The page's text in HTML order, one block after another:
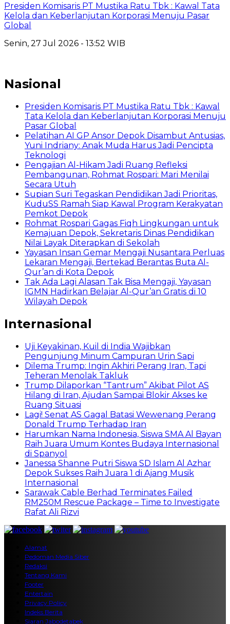
Presiden Komisaris PT Mustika Ratu Tbk : Kawal Tata
Kelola dan Keberlanjutan Korporasi Menuju Pasar
Global
Senin, 27 Jul 2026 - 13:52 WIB
Nasional
Presiden Komisaris PT Mustika Ratu Tbk : Kawal
Tata Kelola dan Keberlanjutan Korporasi Menuju
Pasar Global
Pelatihan AI GP Ansor Depok Disambut Antusias,
Yuni Indriany: Anak Muda Harus Jadi Pencipta
Teknologi
Pengajian Al-Hikam Jadi Ruang Refleksi
Pembangunan, Rohmat Rospari: Mari Menilai
Secara Utuh
Supian Suri Tegaskan Pendidikan Jadi Prioritas,
KuduSS Ramah Siap Kawal Program Kerakyatan
Pemkot Depok
Rohmat Rospari Gagas Fiqh Lingkungan untuk
Kemajuan Depok, Sekretaris Dinas Pendidikan
Nilai Layak Diterapkan di Sekolah
Yayasan Insan Gemar Mengaji Nusantara Perluas
Lekaran Mengaji, Bertekad Berantas Buta Al-
Qur’an di Kota Depok
Tak Ada Lagi Alasan Tak Bisa Mengaji, Yayasan
IGMN Hadirkan Belajar Al-Qur’an Gratis di 10
Wilayah Depok
Internasional
Uji Keyakinan, Kuil di India Wajibkan
Pengunjung Minum Campuran Urin Sapi
Dilema Trump: Ingin Akhiri Perang Iran, Tapi
Teheran Menolak Takluk
Trump Dilaporkan “Tantrum” Akibat Pilot AS
Hilang di Iran, Ajudan Sampai Blokir Akses ke
Ruang Situasi
Lagi! Senat AS Gagal Batasi Wewenang Perang
Donald Trump Terhadap Iran
Harumkan Nama Indonesia, Siswa SMA Al Bayan
Raih Juara Umum Kontes Budaya Internasional
di Spanyol
Janessa Shanne Putri Siswa SD Islam Al Azhar
Depok Sukses Raih Juara 1 di Ajang Musik
Internasional
Sarawak Cable Berhad Terminates Failed
RM250M Rescue Package – Time to Investigate
Rafat Ali Rizvi
Alamat
Pedoman Media Siber
Redaksi
Tentang Kami
Footer
Entertain
Privacy Policy
Indeks Berita
Siaran Jabodetabek